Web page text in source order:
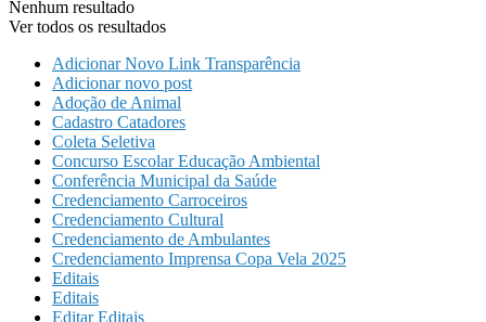
Nenhum resultado
Ver todos os resultados
Adicionar Novo Link Transparência
Adicionar novo post
Adoção de Animal
Cadastro Catadores
Coleta Seletiva
Concurso Escolar Educação Ambiental
Conferência Municipal da Saúde
Credenciamento Carroceiros
Credenciamento Cultural
Credenciamento de Ambulantes
Credenciamento Imprensa Copa Vela 2025
Editais
Editais
Editar Editais